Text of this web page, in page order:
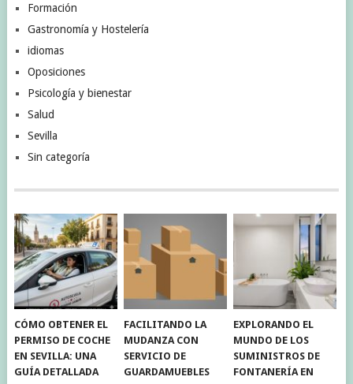
Formación
Gastronomía y Hostelería
idiomas
Oposiciones
Psicología y bienestar
Salud
Sevilla
Sin categoría
CÓMO OBTENER EL
PERMISO DE COCHE
EN SEVILLA: UNA
GUÍA DETALLADA
FACILITANDO LA
MUDANZA CON
SERVICIO DE
GUARDAMUEBLES
EXPLORANDO EL
MUNDO DE LOS
SUMINISTROS DE
FONTANERÍA EN